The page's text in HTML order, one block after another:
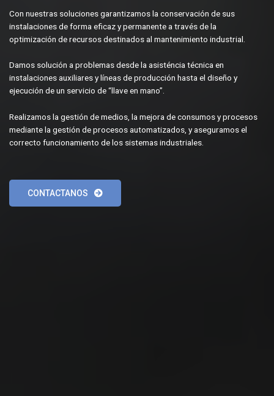
Con nuestras soluciones garantizamos la conservación de sus
instalaciones de forma eficaz y permanente a través de la
optimización de recursos destinados al mantenimiento industrial.
Damos solución a problemas desde la asisténcia técnica en
instalaciones auxiliares y líneas de producción hasta el diseño y
ejecución de un servicio de “llave en mano”.
Realizamos la gestión de medios, la mejora de consumos y procesos
mediante la gestión de procesos automatizados, y aseguramos el
correcto funcionamiento de los sistemas industriales.
CONTACTANOS